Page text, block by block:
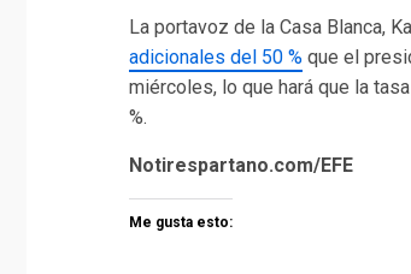
La portavoz de la Casa Blanca,
adicionales del 50 % que el
miércoles, lo que hará que la
%.
Notirespartano.com/EFE
Me gusta esto: